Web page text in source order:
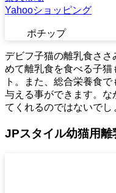
Yahooショッピング
ポチップ
デビフ子猫の離乳食さ
めて離乳食を食べる子
ト。また、総合栄養食
与える事ができます。
てくれるのではないでし
JPスタイル幼猫用離